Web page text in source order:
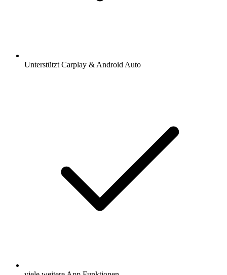
Unterstützt Carplay & Android Auto